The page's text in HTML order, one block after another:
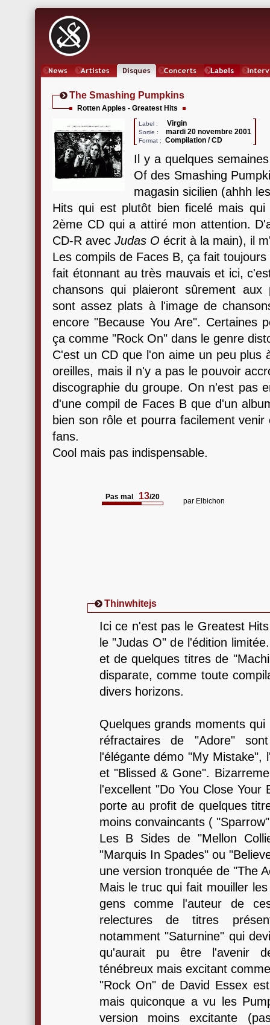
The Smashing Pumpkins
Rotten Apples - Greatest Hits
Label : Virgin
Sortie : mardi 20 novembre 2001
Format : Compilation / CD
Il y a quelques
Of des Smashing
magasin sicilien (ahhh
Hits qui est plutôt bien ficelé mais
2ème CD qui a attiré mon attention.
CD-R avec Judas O écrit à la main), il
Les compils de Faces B, ça fait
fait étonnant au très mauvais et ici,
chansons qui plaieront sûrement aux
sont assez plats à l'image de
encore "Because You Are". Certaines
ça comme "Rock On" dans le genre
C'est un CD que l'on aime un peu plus
oreilles, mais il n'y a pas le pouvoir
discographie du groupe. On n'est pas
d'une compil de Faces B que d'un
bien son rôle et pourra facilement
fans.
Cool mais pas indispensable.
Pas mal 13/20 par Elbichon
Thinwhitejs
Ici ce n'est pas le Greatest
le "Judas O" de l'édition
et de quelques titres de
disparate, comme toute
divers horizons.
Quelques grands moments
réfractaires de "Adore"
l'élégante démo "My Mistake",
et "Blissed & Gone".
l'excellent "Do You Close
porte au profit de quelques
moins convaincants (
Les B Sides de "Mellon
"Marquis In Spades" ou
une version tronquée de "The
Mais le truc qui fait mouiller
gens comme l'auteur de
relectures de titres
notamment "Saturnine" qui
qu'aurait pu être l'avenir
ténébreux mais excitant
"Rock On" de David Essex
mais quiconque a vu les
version moins excitante